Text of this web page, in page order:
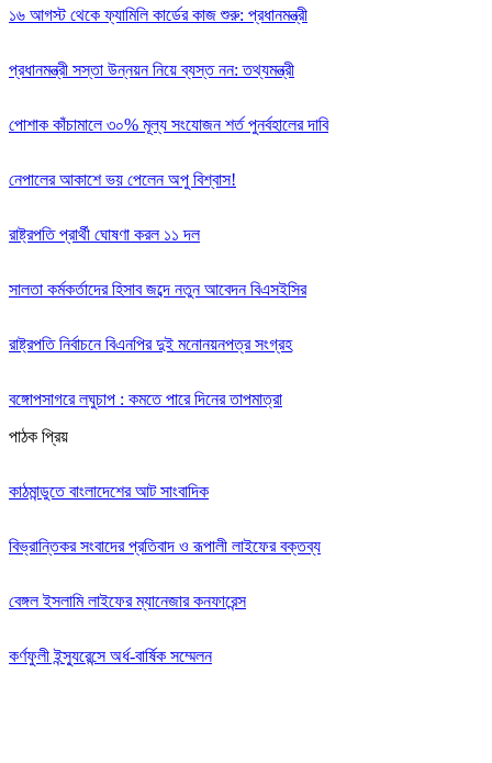
১৬ আগস্ট থেকে ফ্যামিলি কার্ডের কাজ শুরু: প্রধানমন্ত্রী
প্রধানমন্ত্রী সস্তা উন্নয়ন নিয়ে ব্যস্ত নন: তথ্যমন্ত্রী
পোশাক কাঁচামালে ৩০% মূল্য সংযোজন শর্ত পুনর্বহালের দাবি
নেপালের আকাশে ভয় পেলেন অপু বিশ্বাস!
রাষ্ট্রপতি প্রার্থী ঘোষণা করল ১১ দল
সালতা কর্মকর্তাদের হিসাব জব্দে নতুন আবেদন বিএসইসির
রাষ্ট্রপতি নির্বাচনে বিএনপির দুই মনোনয়নপত্র সংগ্রহ
বঙ্গোপসাগরে লঘুচাপ : কমতে পারে দিনের তাপমাত্রা
পাঠক প্রিয়
কাঠমান্ডুতে বাংলাদেশের আট সাংবাদিক
বিভ্রান্তিকর সংবাদের প্রতিবাদ ও রূপালী লাইফের বক্তব্য
বেঙ্গল ইসলামি লাইফের ম্যানেজার কনফারেন্স
কর্ণফুলী ইন্স্যুরেন্সে অর্ধ-বার্ষিক সম্মেলন